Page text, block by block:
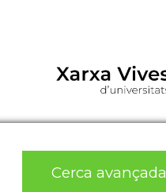
Cerca avançada